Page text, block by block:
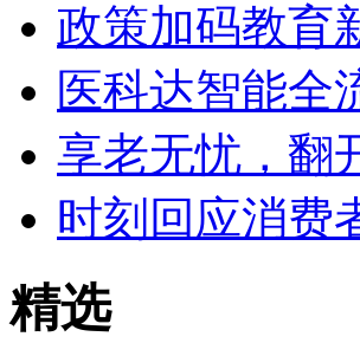
政策加码教育
医科达智能全
享老无忧，翻
时刻回应消费
精选